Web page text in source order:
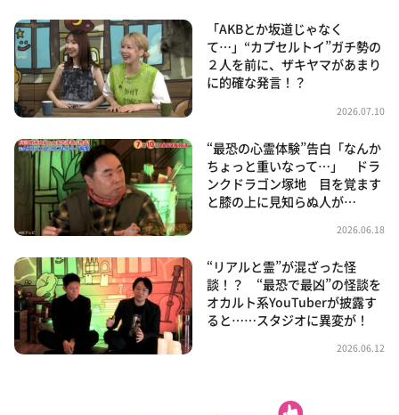
「AKBとか坂道じゃなく
て…」“カプセルトイ”ガチ勢の
２人を前に、ザキヤマがあまり
に的確な発言！？
2026.07.10
“最恐の心霊体験”告白「なんか
ちょっと重いなって…」 ドラ
ンクドラゴン塚地 目を覚ます
と膝の上に見知らぬ人が…
2026.06.18
“リアルと霊”が混ざった怪
談！？ “最恐で最凶”の怪談を
オカルト系YouTuberが披露す
ると……スタジオに異変が！
2026.06.12